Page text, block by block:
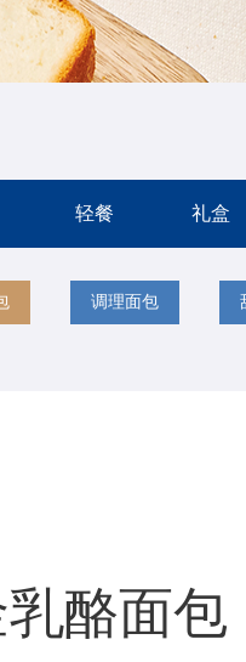
轻餐 礼盒
调理面包
酪面包